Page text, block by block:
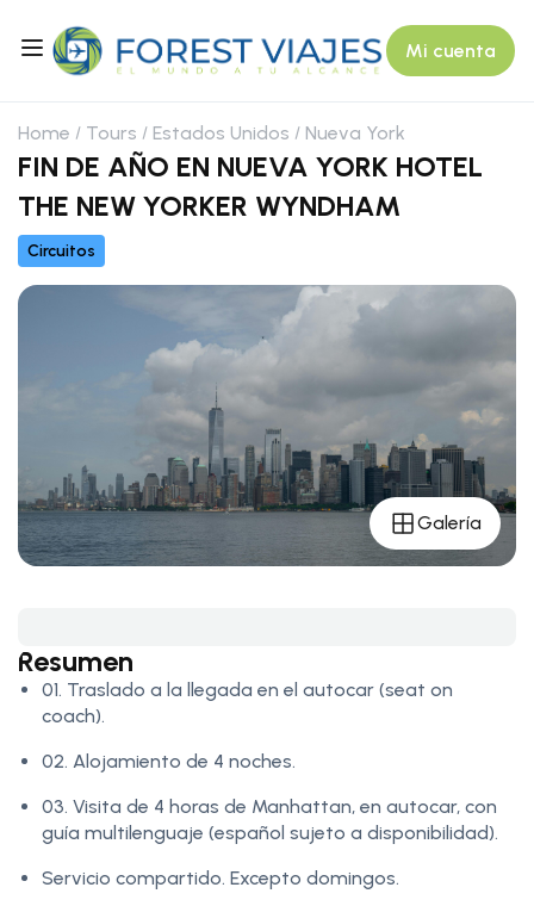
Mi cuenta
Home Tours Estados Unidos Nueva York
FIN DE AÑO EN NUEVA YORK HOTEL
THE NEW YORKER WYNDHAM
Circuitos
Galería
Resumen
01. Traslado a la llegada en el autocar (seat on
coach).
02. Alojamiento de 4 noches.
03. Visita de 4 horas de Manhattan, en autocar, con
guía multilenguaje (español sujeto a disponibilidad).
Servicio compartido. Excepto domingos.